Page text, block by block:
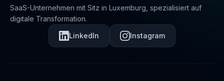
SaaS-Unternehmen mit Sitz in Luxemburg, spezialisiert auf
digitale Transformation.
LinkedIn
Instagram